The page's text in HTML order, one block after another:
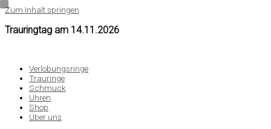
Zum Inhalt springen
Trauringtag am 14.11.2026
Verlobungsringe
Trauringe
Schmuck
Uhren
Shop
Über uns